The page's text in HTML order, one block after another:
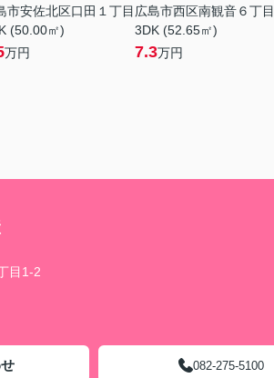
市安佐北区口田１丁目
(50.00㎡)
万円
広島市西区南観音６丁目
3DK (52.65㎡)
7.3万円
目1-2
082-275-5100